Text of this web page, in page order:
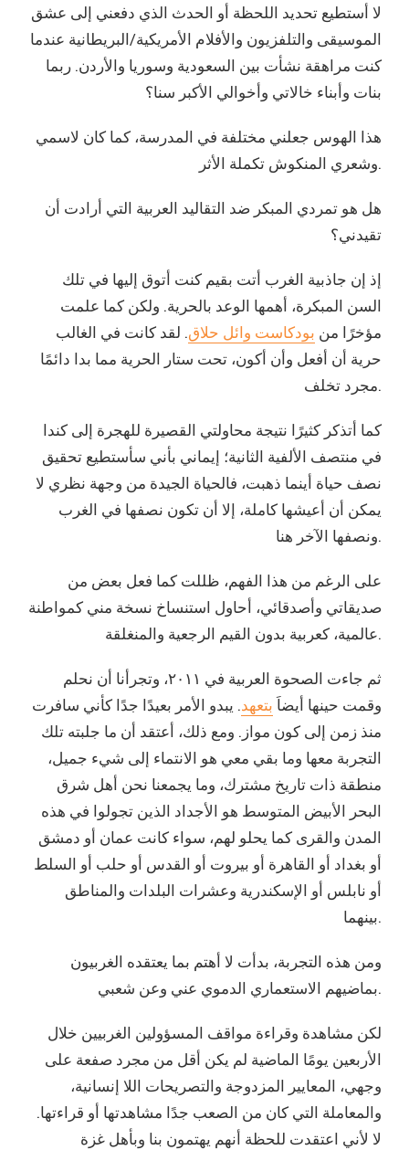
لا أستطيع تحديد اللحظة أو الحدث الذي دفعني إلى عشق
الموسيقى والتلفزيون والأفلام الأمريكية/البريطانية عندما
كنت مراهقة نشأت بين السعودية وسوريا والأردن. ربما
بنات وأبناء خالاتي وأخوالي الأكبر سنا؟
هذا الهوس جعلني مختلفة في المدرسة، كما كان لاسمي
وشعري المنكوش تكملة الأثر.
هل هو تمردي المبكر ضد التقاليد العربية التي أرادت أن
تقيدني؟
إذ إن جاذبية الغرب أتت بقيم كنت أتوق إليها في تلك
السن المبكرة، أهمها الوعد بالحرية. ولكن كما علمت
مؤخرًا من بودكاست وائل حلاق. لقد كانت في الغالب
حرية أن أفعل وأن أكون، تحت ستار الحرية مما بدا دائمًا
مجرد تخلف.
كما أتذكر كثيرًا نتيجة محاولتي القصيرة للهجرة إلى كندا
في منتصف الألفية الثانية؛ إيماني بأني سأستطيع تحقيق
نصف حياة أينما ذهبت، فالحياة الجيدة من وجهة نظري لا
يمكن أن أعيشها كاملة، إلا أن تكون نصفها في الغرب
ونصفها الآخر هنا.
على الرغم من هذا الفهم، ظللت كما فعل بعض من
صديقاتي وأصدقائي، أحاول استنساخ نسخة مني كمواطنة
عالمية، كعربية بدون القيم الرجعية والمنغلقة.
ثم جاءت الصحوة العربية في ٢٠١١، وتجرأنا أن نحلم
وقمت حينها أيضاَبتعهد. يبدو الأمر بعيدًا جدًا كأني سافرت
منذ زمن إلى كون مواز. ومع ذلك، أعتقد أن ما جلبته تلك
التجربة معها وما بقي معي هو الانتماء إلى شيء جميل،
منطقة ذات تاريخ مشترك، وما يجمعنا نحن أهل شرق
البحر الأبيض المتوسط هو الأجداد الذين تجولوا في هذه
المدن والقرى كما يحلو لهم، سواء كانت عمان أو دمشق
أو بغداد أو القاهرة أو بيروت أو القدس أو حلب أو السلط
أو نابلس أو الإسكندرية وعشرات البلدات والمناطق
بينهما.
ومن هذه التجربة، بدأت لا أهتم بما يعتقده الغربيون
بماضيهم الاستعماري الدموي عني وعن شعبي.
لكن مشاهدة وقراءة مواقف المسؤولين الغربيين خلال
الأربعين يومًا الماضية لم يكن أقل من مجرد صفعة على
وجهي، المعايير المزدوجة والتصريحات اللا إنسانية،
والمعاملة التي كان من الصعب جدًا مشاهدتها أو قراءتها.
لا لأني اعتقدت للحظة أنهم يهتمون بنا وبأهل غزة